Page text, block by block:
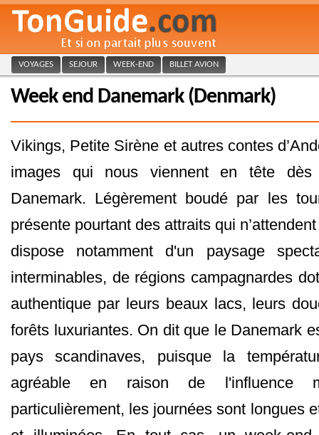
VOYAGES SEJOUR WEEK-END BILLET AVION
Week end Danemark (Denmark)
Vikings, Petite Sirène et autres contes
images qui nous viennent en tête
Danemark. Légèrement boudé par les
présente pourtant des attraits qui
dispose notamment d'un paysage
interminables, de régions campagnardes
authentique par leurs beaux lacs, leurs
forêts luxuriantes. On dit que le Danemark
pays scandinaves, puisque la
agréable en raison de l'influence
particulièrement, les journées sont longues